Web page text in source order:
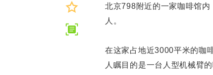
北京798附近的一家咖啡馆
人。
在这家占地近3000平米的咖
人瞩目的是一台人型机械臂